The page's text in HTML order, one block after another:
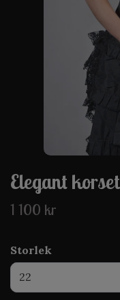
Elegant
1 100 kr
Storlek
22